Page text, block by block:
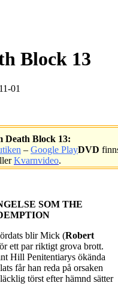
Block 13
01
Death Block 13:
– Google PlayDVD
Kvarnvideo.
SOM THE
blir Mick (Robert
ett par riktigt grova brott.
Hill Penitentiarys ökända
får han reda på orsaken
törst efter hämnd sätter